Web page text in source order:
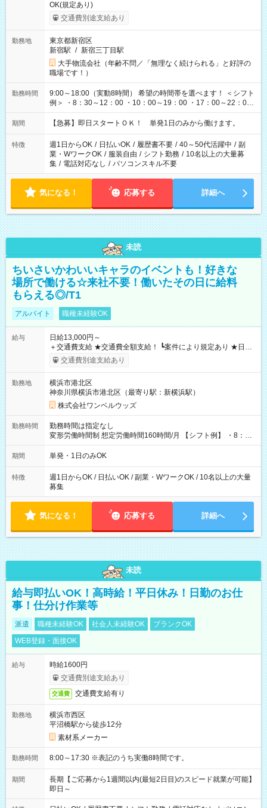
OK(規定あり)
交通費別途支給あり
勤務地
東京都新宿区
新宿駅 / 新宿三丁目駅
大手物流会社（年齢不問／「無理なく続けられる」と好評の
職場です！）
勤務時間
9:00～18:00（実動8時間） 希望の時間帯を選べます！ ＜シフト
例＞ ・8：30～12：00 ・10：00～19：00 ・17：00～22：00
・13：00～22：00 ・22：00～翌6：00 など
期間 【急募】即日スタートＯＫ！ 単発1日のみから働けます。
特徴 週1日からOK / 日払いOK / 履歴書不要 / 40～50代活躍中 / 副
業・WワークOK / 服装自由 / シフト勤務 / 10名以上の大量募
集 / 電話対応なし / パソコンスキル不要
気になる！ 応募する 詳細へ
未読
ちいさいかわいいキャラのイベントも！好きな
場所で働ける☆来社不要！働いたその日に給料
もらえる◎/T1
アルバイト 職種未経験OK
給与
日給13,000円～
＋交通費支給 ★交通費全額支給！ ┗案件により規定あり ★日払
いOK！（規定あり） ┗働いたその日に現金GET♪ お仕事後はコ
ンビニATMから 日払い分を引き落とせます！ 【試用期間】試
交通費別途支給あり
勤務地
横浜市港北区
神奈川県横浜市港北区（最寄り駅：新横浜駅）
株式会社ワンベルウッズ
勤務時間
勤務時間は指定なし
変形労働時間制 想定労働時間160時間/月 【シフト例】 ・8：00
～21：00
期間 単発・1日のみOK
特徴
週1日からOK / 日払いOK / 副業・WワークOK / 10名以上の大量
募集
気になる！ 応募する 詳細へ
未読
給与即払いOK！高時給！平日休み！日勤のお仕
事！仕分け作業等
派遣 職種未経験OK 社会人未経験OK
ブランクOK
WEB登録・面接OK
給与
時給1600円
交通費別途支給あり
交通費 交通費支給有り
勤務地
横浜市西区
平沼橋駅から徒歩12分
素材系メーカー
勤務時間 8:00～17:30 ※表記のうち実働8時間です。
期間
長期【ご応募から1週間以内(最短2日目)のスピード就業が可能】
即日～